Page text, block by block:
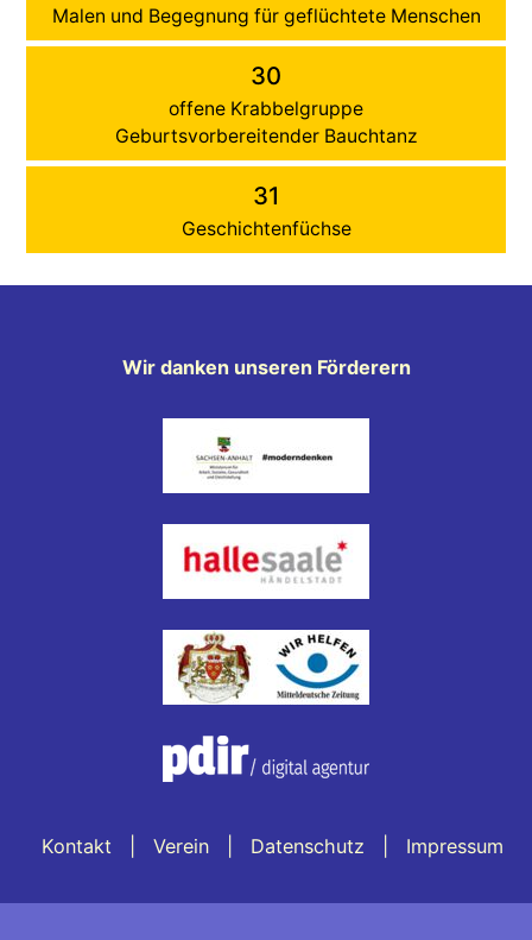
Malen und Begegnung für geflüchtete Menschen
30
offene Krabbelgruppe
Geburtsvorbereitender Bauchtanz
31
Geschichtenfüchse
Wir danken unseren Förderern
Kontakt Verein Datenschutz Impressum